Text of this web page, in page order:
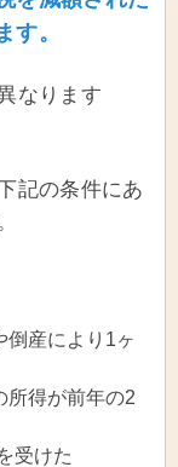
す。
なります
記の条件にあ
倒産により1ヶ
所得が前年の2
受けた